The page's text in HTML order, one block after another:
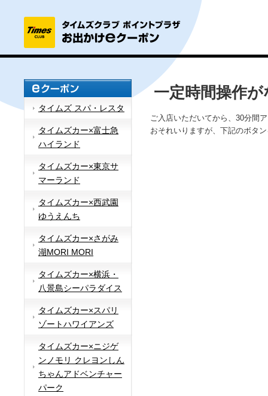
タイムズ スパ・レスタ
タイムズカー×富士急
ハイランド
タイムズカー×東京サ
マーランド
タイムズカー×西武園
ゆうえんち
タイムズカー×さがみ
湖MORI MORI
タイムズカー×横浜・
八景島シーパラダイス
タイムズカー×スパリ
ゾートハワイアンズ
タイムズカー×ニジゲ
ンノモリ クレヨンしん
ちゃんアドベンチャー
パーク
一定時間操作
ご入店いただいてから、30分間
おそれいりますが、下記のボタ